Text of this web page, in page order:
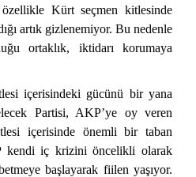
özellikle Kürt seçmen kitlesinde
artık gizlenemiyor. Bu nedenle
ortaklık, iktidarı korumaya
içerisindeki gücünü bir yana
Partisi, AKP’ye oy veren
içerisinde önemli bir taban
kendi iç krizini öncelikli olarak
başlayarak fiilen yaşıyor.